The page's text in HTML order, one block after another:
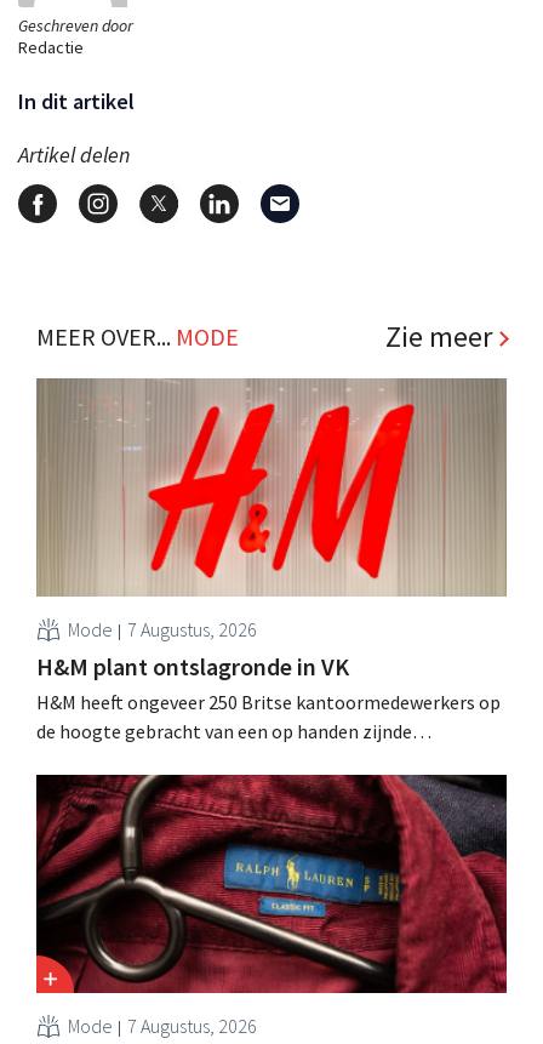
Geschreven door
Redactie
In dit artikel
Artikel delen
MEER OVER... MODE Zie meer
Mode 7 Augustus, 2026
H&M plant ontslagronde in VK
H&M heeft ongeveer 250 Britse kantoormedewerkers op
de hoogte gebracht van een op handen zijnde
sanering volgt op eerdere ingrepen in Nederland, België
en Spanje waarbij al honderden jobs verloren gingen.
Mode 7 Augustus, 2026